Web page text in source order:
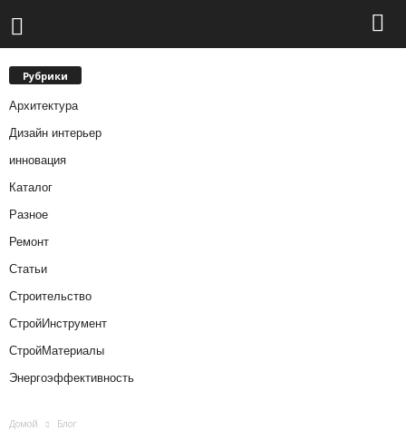
Рубрики
Архитектура
Дизайн интерьер
инновация
Каталог
Разное
Ремонт
Статьи
Строительство
СтройИнструмент
СтройМатериалы
Энергоэффективность
Домой Блог